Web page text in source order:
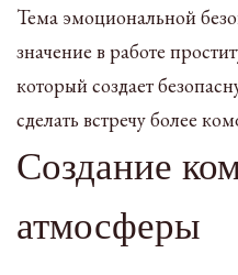
Тема эмоциональной
значение в работе
который создает
сделать встречу более
Создание
атмосферы